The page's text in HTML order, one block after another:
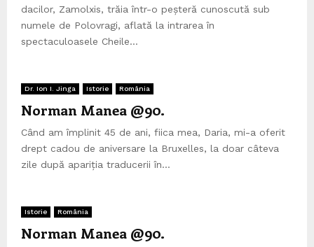
dacilor, Zamolxis, trăia într-o peșteră cunoscută sub
numele de Polovragi, aflată la intrarea în
spectaculoasele Cheile...
Dr. Ion I. Jinga Istorie România
Norman Manea @90.
Când am împlinit 45 de ani, fiica mea, Daria, mi-a oferit
drept cadou de aniversare la Bruxelles, la doar câteva
zile după apariția traducerii în...
Istorie România
Norman Manea @90.